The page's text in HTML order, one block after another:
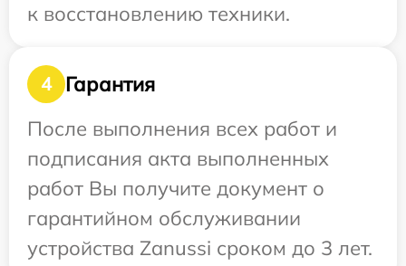
к восстановлению техники.
4
Гарантия
После выполнения всех работ и
подписания акта выполненных
работ Вы получите документ о
гарантийном обслуживании
устройства Zanussi сроком до 3 лет.